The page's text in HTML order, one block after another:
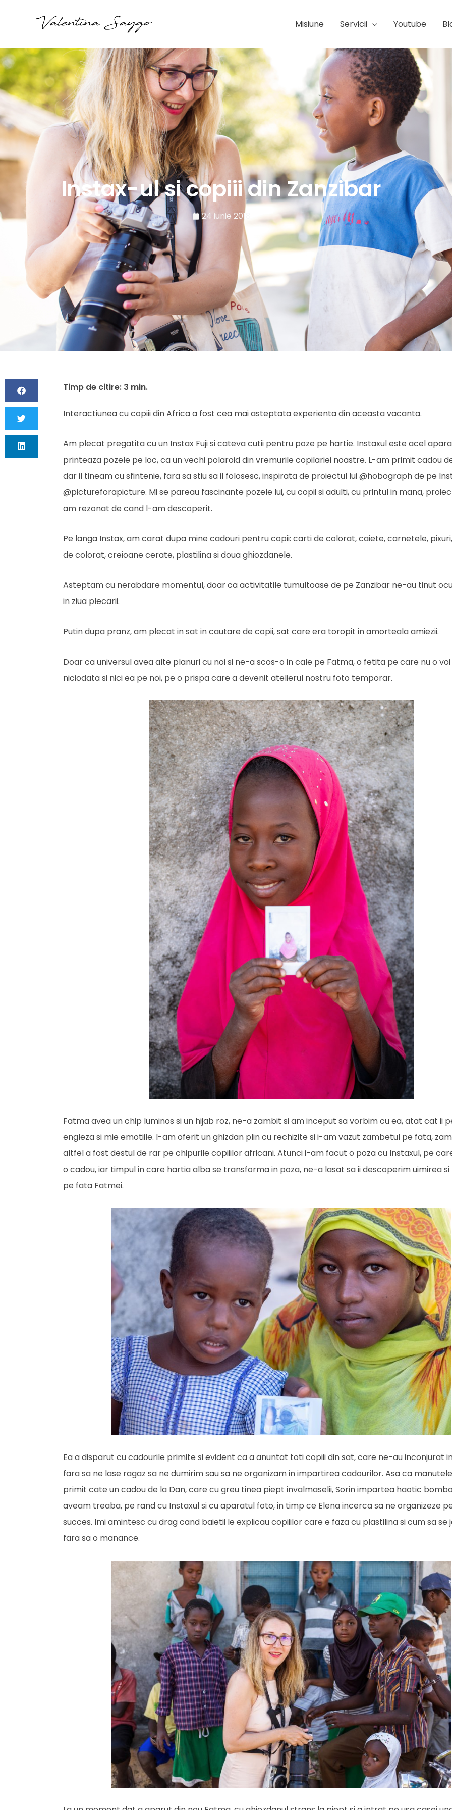
Misiune Servicii Youtube
Instax-ul si copiii din Zanzibar
24 iunie 2018
Interactiunea cu copiii din Africa a fost cea mai asteptata experienta din aceasta vacanta.
Am plecat pregatita cu un Instax Fuji si cateva cutii pentru poze pe hartie. Instaxul este acel
printeaza pozele pe loc, ca un vechi polaroid din vremurile copilariei noastre. L-am primit cadou
dar il tineam cu sfintenie, fara sa stiu sa il folosesc, inspirata de proiectul lui @hobograph de pe
@pictureforapicture. Mi se pareau fascinante pozele lui, cu copii si adulti, cu printul in mana,
am rezonat de cand l-am descoperit.
Pe langa Instax, am carat dupa mine cadouri pentru copii: carti de colorat, caiete, carnetele,
de colorat, creioane cerate, plastilina si doua ghiozdanele.
Asteptam cu nerabdare momentul, doar ca activitatile tumultoase de pe Zanzibar ne-au tinut
in ziua plecarii.
Putin dupa pranz, am plecat in sat in cautare de copii, sat care era toropit in amorteala amiezii.
Doar ca universul avea alte planuri cu noi si ne-a scos-o in cale pe Fatma, o fetita pe care nu o
niciodata si nici ea pe noi, pe o prispa care a devenit atelierul nostru foto temporar.
Fatma avea un chip luminos si un hijab roz, ne-a zambit si am inceput sa vorbim cu ea, atat cat ii
engleza si mie emotiile. I-am oferit un ghizdan plin cu rechizite si i-am vazut zambetul pe fata,
altfel a fost destul de rar pe chipurile copiiilor africani. Atunci i-am facut o poza cu Instaxul, pe
o cadou, iar timpul in care hartia alba se transforma in poza, ne-a lasat sa ii descoperim uimirea si
pe fata Fatmei.
Ea a disparut cu cadourile primite si evident ca a anuntat toti copiii din sat, care ne-au inconjurat
fara sa ne lase ragaz sa ne dumirim sau sa ne organizam in impartirea cadourilor. Asa ca
primit cate un cadou de la Dan, care cu greu tinea piept invalmaselii, Sorin impartea haotic
aveam treaba, pe rand cu Instaxul si cu aparatul foto, in timp ce Elena incerca sa ne organizeze
succes. Imi amintesc cu drag cand baietii le explicau copiiilor care e faza cu plastilina si cum sa se
fara sa o manance.